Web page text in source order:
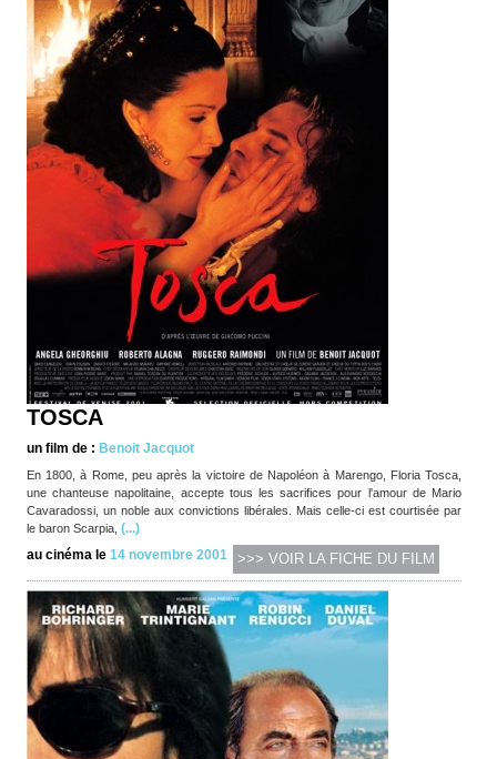
TOSCA
un film de : Benoit Jacquot
En 1800, à Rome, peu après la victoire de Napoléon à Marengo, Floria Tosca,
une chanteuse napolitaine, accepte tous les sacrifices pour l'amour de Mario
Cavaradossi, un noble aux convictions libérales. Mais celle-ci est courtisée par
le baron Scarpia, (...)
au cinéma le 14 novembre 2001 >>> VOIR LA FICHE DU FILM